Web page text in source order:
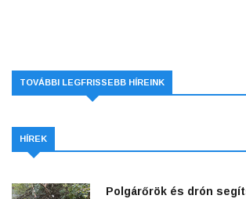
TOVÁBBI LEGFRISSEBB HÍREINK
HÍREK
Polgárőrök és drón